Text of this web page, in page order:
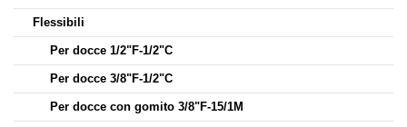
Flessibili
Per docce 1/2"F-1/2"C
Per docce 3/8"F-1/2"C
Per docce con gomito 3/8"F-15/1M